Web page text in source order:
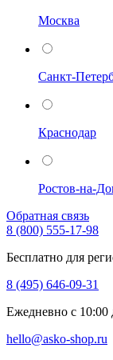
Москва
Санкт-
Краснодар
Ростов-на-
Обратная связь
8 (800) 555-17-98
Бесплатно для
8 (495) 646-09-31
Ежедневно с 10:00
hello@asko-shop.ru